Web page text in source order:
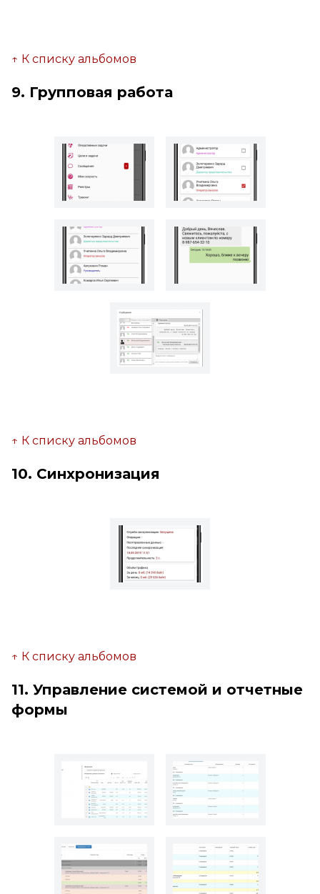
↑ К списку альбомов
9. Групповая работа
↑ К списку альбомов
10. Синхронизация
↑ К списку альбомов
11. Управление системой и отчетные
формы